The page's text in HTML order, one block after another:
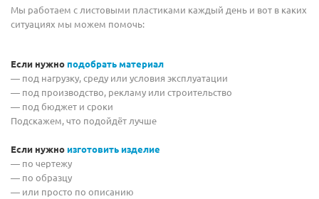
Мы работаем с листовыми пластиками каждый день и вот в каких
ситуациях мы можем помочь:
Если нужноподобрать материал
— под нагрузку, среду или условия эксплуатации
— под производство, рекламу или строительство
— под бюджет и сроки
Подскажем, что подойдёт лучше
Если нужноизготовить изделие
— по чертежу
— по образцу
— или просто по описанию